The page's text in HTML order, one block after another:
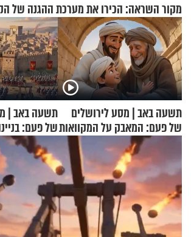
מקור השראה: הכירו את מערכת ההגנה של
תשעה באב | מסע לירושלים
של פעם: המאבק על המקוואות
תשעה באב |
של פעם: